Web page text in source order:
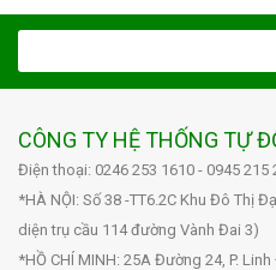
CÔNG TY HỆ THỐNG TỰ
Điện thoại: 0246 253 1610 - 0945 215
*HÀ NỘI: Số 38 -TT6.2C Khu Đô Thị
diện trụ cầu 114 đường Vành Đai 3)
*HỒ CHÍ MINH: 25A Đường 24, P.